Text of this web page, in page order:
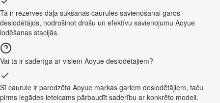
Tā ir rezerves daļa sūkšanas caurules savienošanai garos
deslodētājos, nodrošinot drošu un efektīvu savienojumu Aoyue
lodēšanas stacijās.
Vai tā ir saderīga ar visiem Aoyue deslodētājiem?
Šī caurule ir paredzēta Aoyue markas gariem deslodētājiem, taču
pirms iegādes ieteicams pārbaudīt saderību ar konkrēto modeli.